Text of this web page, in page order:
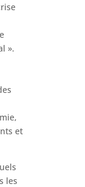
».
et
les